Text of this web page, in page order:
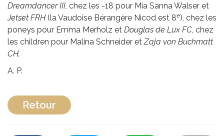
Dreamdancer III, chez les -18 pour Mia Sanna Walser et
Jetset FRH(la Vaudoise Bérangère Nicod est 8e), chez les
poneys pour Emma Merholz et Douglas de Lux FC , chez
les children pour Malina Schneider et Zaja von Buchmatt
CH.
A. P.
Retour